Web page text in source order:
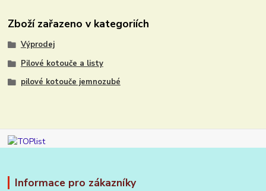
Zboží zařazeno v kategoriích
Výprodej
Pilové kotouče a listy
pilové kotouče jemnozubé
Informace pro zákazníky